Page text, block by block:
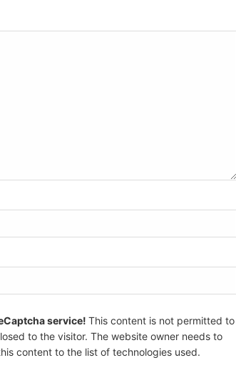
service! This content is not permitted to
to the visitor. The website owner needs to
content to the list of technologies used.